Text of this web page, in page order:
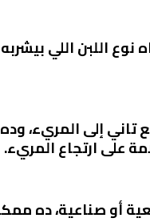
اللبن اللي
إلى المريء،
على ارتجاع المريء.
صناعية، ده ممكن